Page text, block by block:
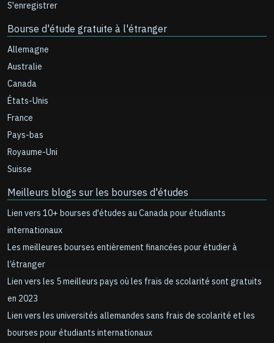
S'enregistrer
Bourse d'étude gratuite à l'étranger
Allemagne
Australie
Canada
États-Unis
France
Pays-bas
Royaume-Uni
Suisse
Meilleurs blogs sur les bourses d'études
Lien vers 10+ bourses d'études au Canada pour étudiants
internationaux
Les meilleures bourses entièrement financées pour étudier à
l’étranger
Lien vers les 5 meilleurs pays où les frais de scolarité sont gratuits
en 2023
Lien vers les universités allemandes sans frais de scolarité et les
bourses pour étudiants internationaux